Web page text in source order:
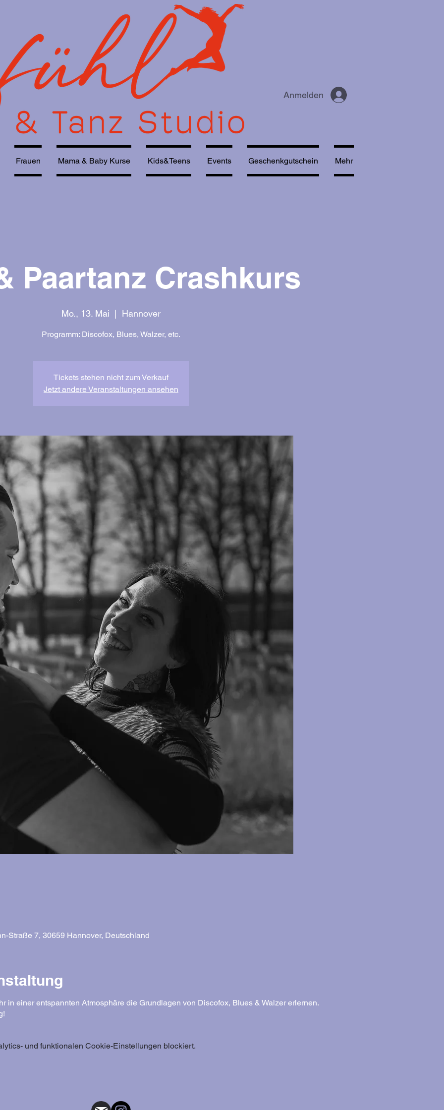
Anmelden
Frauen Mama & Baby Kurse Kids&Teens Events Geschenkgutschein Mehr
Paartanz Crashkurs
Mo., 13. Mai Hannover
Tickets stehen nicht zum Verkauf
Jetzt andere Veranstaltungen ansehen
Straße 7, 30659 Hannover, Deutschland
in einer entspannten Atmosphäre die Grundlagen von Discofox, Blues & Walzer erlernen.
und funktionalen Cookie-Einstellungen blockiert.